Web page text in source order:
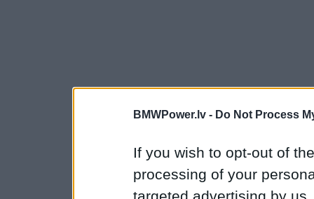
BMWPower.lv - Do Not Process
If you wish to opt-out of
processing of your
targeted advertising by